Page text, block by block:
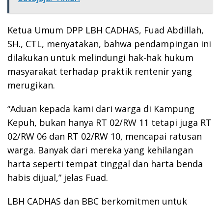
Ketua Umum DPP LBH CADHAS, Fuad Abdillah,
SH., CTL, menyatakan, bahwa pendampingan ini
dilakukan untuk melindungi hak-hak hukum
masyarakat terhadap praktik rentenir yang
merugikan.
“Aduan kepada kami dari warga di Kampung
Kepuh, bukan hanya RT 02/RW 11 tetapi juga RT
02/RW 06 dan RT 02/RW 10, mencapai ratusan
warga. Banyak dari mereka yang kehilangan
harta seperti tempat tinggal dan harta benda
habis dijual,” jelas Fuad.
LBH CADHAS dan BBC berkomitmen untuk